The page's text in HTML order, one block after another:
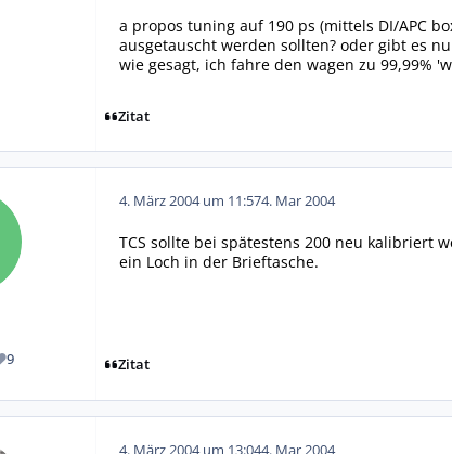
a propos tuning auf 190 ps (mittels DI/APC
ausgetauscht werden sollten? oder gibt es
wie gesagt, ich fahre den wagen zu 99,99%
Zitat
9
Reputation
4. März 2004 um 11:574. Mar 2004
TCS sollte bei spätestens 200 neu kalibriert
ein Loch in der Brieftasche.
Zitat
4. März 2004 um 13:044. Mar 2004